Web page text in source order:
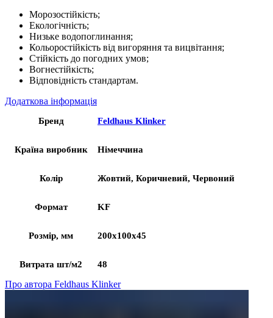
Морозостійкість;
Екологічність;
Низьке водопоглинання;
Кольоростійкість від вигоряння та вицвітання;
Стійкість до погодних умов;
Вогнестійкість;
Відповідність стандартам.
Додаткова інформація
Бренд Feldhaus Klinker
Країна виробник Німеччина
Колір Жовтий, Коричневий, Червоний
Формат KF
Розмір, мм 200х100х45
Витрата шт/м2 48
Про автора Feldhaus Klinker